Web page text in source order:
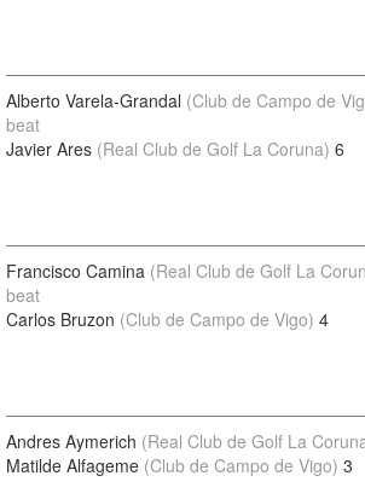
Alberto Varela-Grandal (Club de Campo de
beat
Javier Ares (Real Club de Golf La Coruna) 6
Francisco Camina (Real Club de Golf La
beat
Carlos Bruzon (Club de Campo de Vigo) 4
Andres Aymerich (Real Club de Golf La
Matilde Alfageme (Club de Campo de Vigo) 3